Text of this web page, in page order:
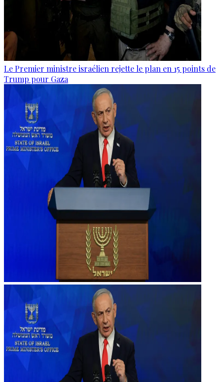
Le Premier ministre israélien rejette le plan en 15 points de
Trump pour Gaza